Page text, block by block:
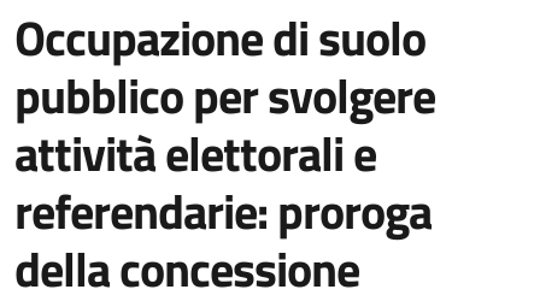
Occupazione di suolo
pubblico per svolgere
attività elettorali e
referendarie: proroga
della concessione